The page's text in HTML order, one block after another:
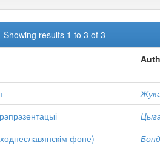
Showing results 1 to 3 of 3
фоне)